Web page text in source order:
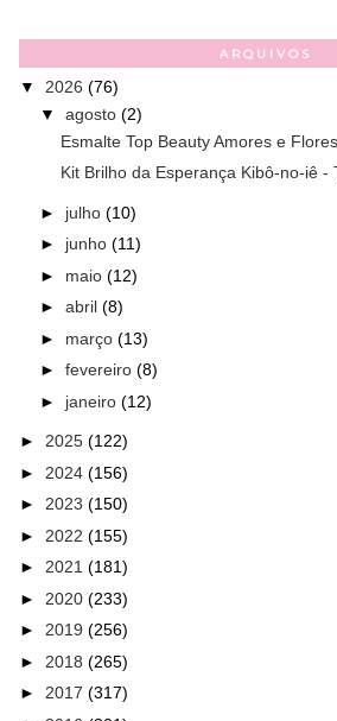
ARQUIVOS
▼ 2026 (76)
▼ agosto (2)
Esmalte Top Beauty Amores e
Kit Brilho da Esperança Kibô-no-iê -
► julho (10)
► junho (11)
► maio (12)
► abril (8)
► março (13)
► fevereiro (8)
► janeiro (12)
► 2025 (122)
► 2024 (156)
► 2023 (150)
► 2022 (155)
► 2021 (181)
► 2020 (233)
► 2019 (256)
► 2018 (265)
► 2017 (317)